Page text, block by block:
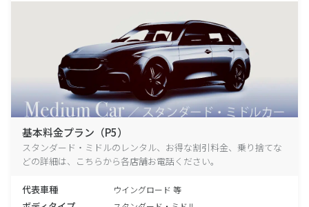
基本料金プラン（P5）
スタンダード・ミドルのレンタル、お得な割引料金、乗り捨てな
どの詳細は、こちらから各店舗お電話ください。
代表車種 ウイングロード 等